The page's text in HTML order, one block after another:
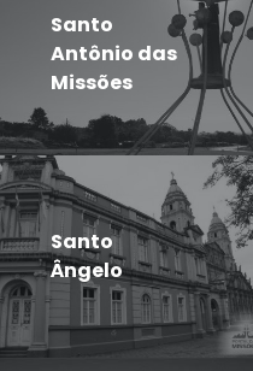
Santo
Antônio das
Missões
Santo
Ângelo